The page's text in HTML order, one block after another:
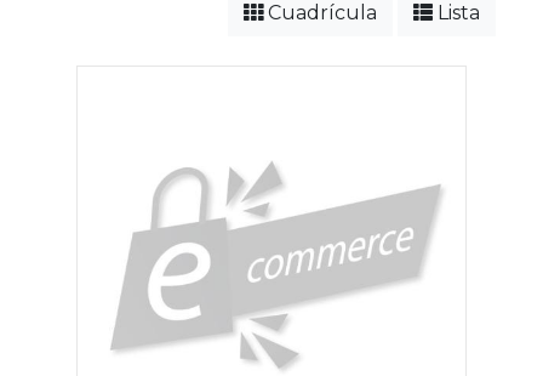
Cuadrícula
Lista